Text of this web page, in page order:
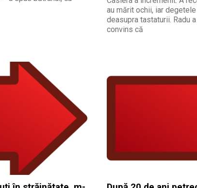
au mărit ochii, iar
deasupra tastaturii. Radu
convins că